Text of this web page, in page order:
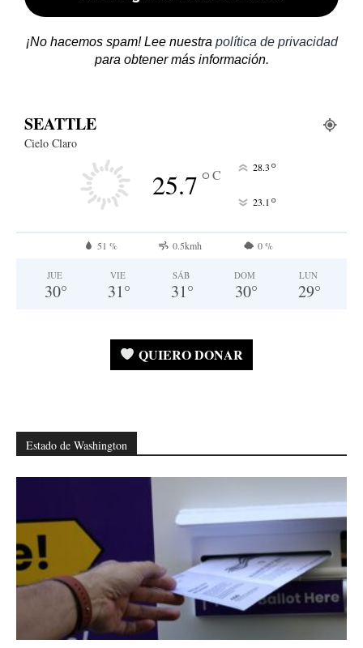
¡No hacemos spam! Lee nuestra política de privacidad
para obtener más información.
SEATTLE
Cielo Claro
25.7°C 28.3°
23.1 °
51 % 0.5kmh 0 %
JUE
30°
VIE
31°
SÁB
31°
DOM
30°
LUN
29°
QUIERO DONAR
Estado de Washington